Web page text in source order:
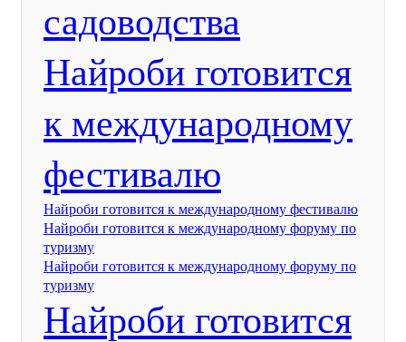
садоводства
Найроби готовится
к международному
фестивалю
Найроби готовится к международному фестивалю
Найроби готовится к международному форуму по
туризму
Найроби готовится к международному форуму по
туризму
Найроби готовится